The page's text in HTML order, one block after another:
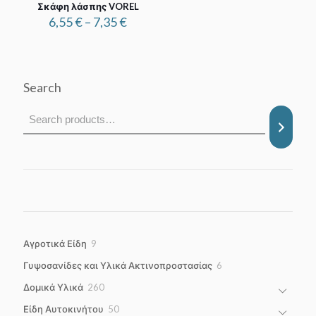
Σκάφη λάσπης VOREL
6,55€– 7,35€Price
Search
Αγροτικά Είδη 9
Γυψοσανίδες και Υλικά Ακτινοπροστασίας 6
Δομικά Υλικά 260260
Είδη Αυτοκινήτου 5050